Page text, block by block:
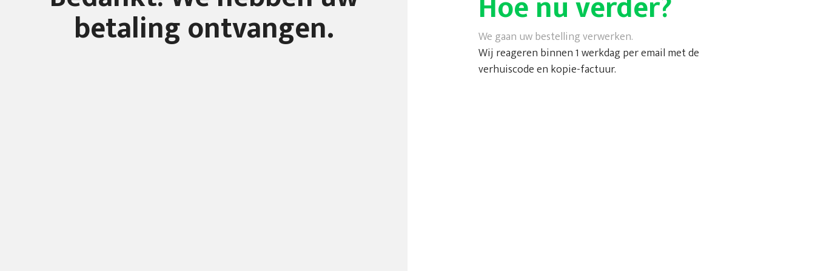
betaling ontvangen.
We gaan uw bestelling verwerken.
Wij reageren binnen 1 werkdag per email met de
verhuiscode en kopie-factuur.